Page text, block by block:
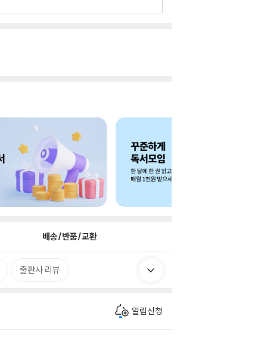
배송/반품/교환
출판사 리뷰
알림신청